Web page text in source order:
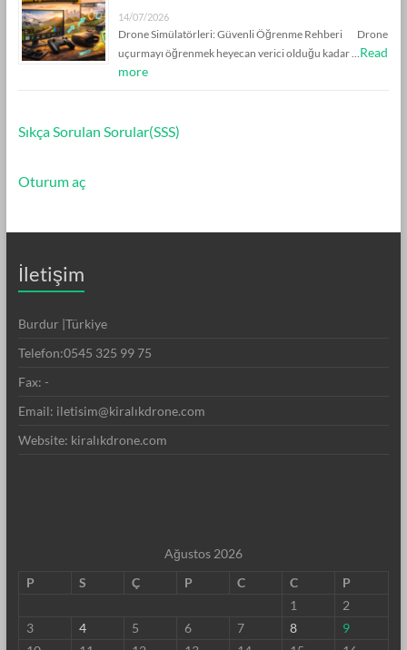
14/07/2026
Drone Simülatörleri: Güvenli Öğrenme Rehberi Drone
uçurmayı öğrenmek heyecan verici olduğu kadar …Read
more
Sıkça Sorulan Sorular(SSS)
Oturum aç
İletişim
Burdur |Türkiye
Telefon:0545 325 99 75
Fax: -
Email: iletisim@kiralıkdrone.com
Website: kiralıkdrone.com
Ağustos 2026
P
S Ç P C C
P
1
2
3
4 5 6 7 8
9